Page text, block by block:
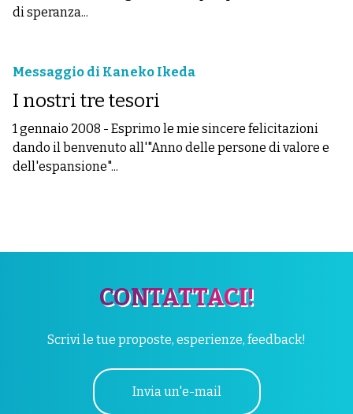
di speranza...
Messaggio di Kaneko Ikeda
I nostri tre tesori
1 gennaio 2008 - Esprimo le mie sincere felicitazioni
dando il benvenuto all'"Anno delle persone di valore e
dell'espansione"...
CONTATTACI!
Scrivi le tue proposte, esperienze, feedback!
Invia un'e-mail